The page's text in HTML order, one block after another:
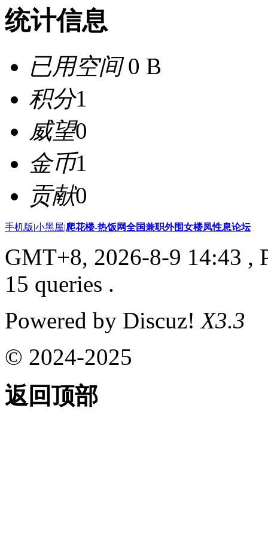
统计信息
已用空间0 B
积分1
威望0
金币1
贡献0
手机版|小黑屋|爬花楼-热饭网全国兼职外围女楼凤性息论坛
GMT+8, 2026-8-9 14:43 ,
15 queries .
Powered by Discuz!X3.3
© 2024-2025
返回顶部